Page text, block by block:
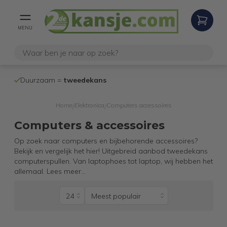
MENU
Duurzaam = tweedekans
Home/ Elektronica Computers accessoires
Computers & accessoires
Op zoek naar computers en bijbehorende accessoires?
Bekijk en vergelijk het hier! Uitgebreid aanbod tweedekans
computerspullen. Van laptophoes tot laptop, wij hebben het
allemaal. Lees meer...